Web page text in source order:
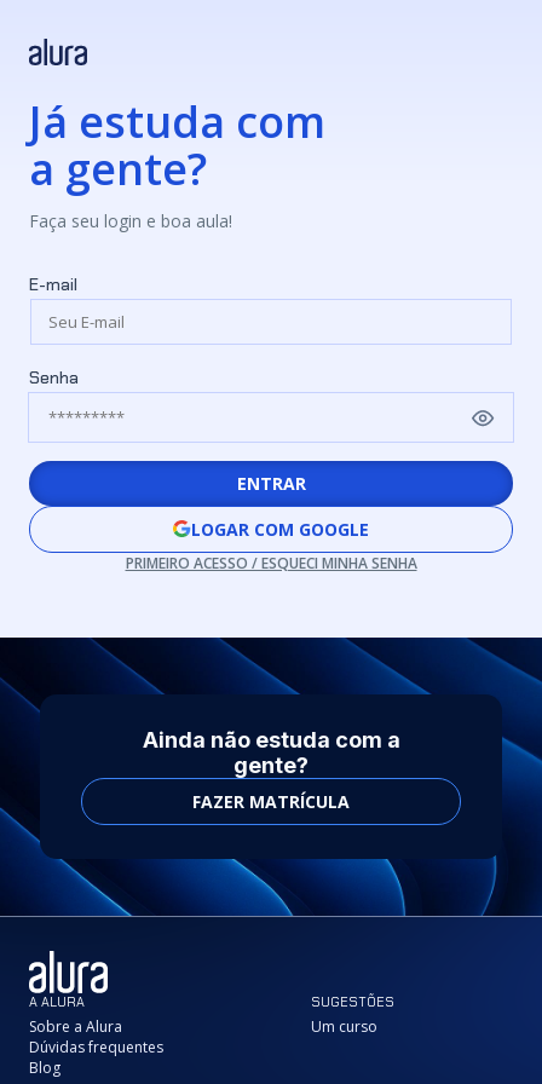
Já estuda com
a gente?
Faça seu login e boa aula!
E-mail
Senha
ENTRAR
LOGAR COM GOOGLE
PRIMEIRO ACESSO / ESQUECI MINHA SENHA
Ainda não estuda com a
gente?
FAZER MATRÍCULA
A ALURA
Sobre a Alura
Dúvidas frequentes
Blog
SUGESTÕES
Um curso